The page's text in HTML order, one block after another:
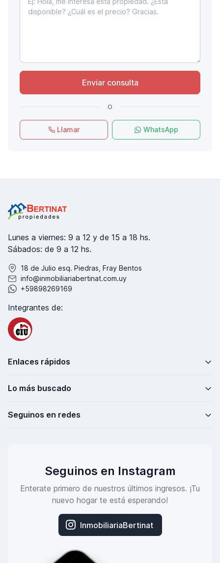
Enviar consulta
o
Llamar WhatsApp
Lunes a viernes: 9 a 12 y de 15 a 18 hs.
Sábados: de 9 a 12 hs.
18 de Julio esq. Piedras, Fray Bentos
info@inmobiliariabertinat.com.uy
+59898269169
Integrantes de:
Enlaces rápidos
Lo más buscado
Seguinos en redes
Seguinos en Instagram
Enterate primero de nuestros últimos ingresos. ¡Tu
nuevo hogar te está esperando!
InmobiliariaBertinat